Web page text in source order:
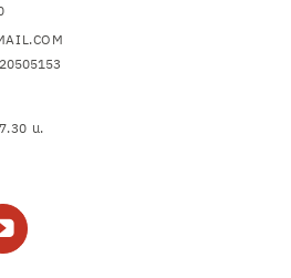
น.